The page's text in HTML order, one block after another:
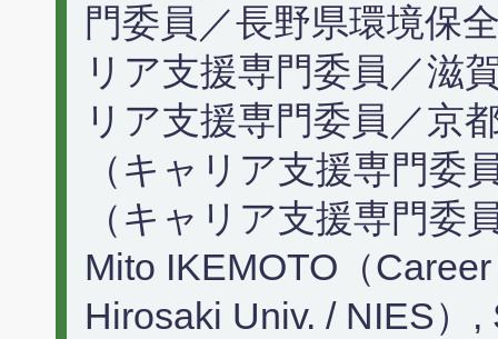
門委員／長野県環境保
リア支援専門委員／滋
リア支援専門委員／京
（キャリア支援専門委
（キャリア支援専門委
Mito IKEMOTO（
Hirosaki Univ. / NIES）